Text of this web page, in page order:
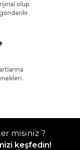
olup
misiniz ?
keşfedin!